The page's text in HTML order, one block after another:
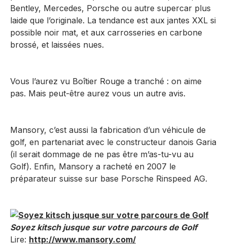
Bentley, Mercedes, Porsche ou autre supercar plus
laide que l’originale. La tendance est aux jantes XXL si
possible noir mat, et aux carrosseries en carbone
brossé, et laissées nues.
Vous l’aurez vu Boîtier Rouge a tranché : on aime
pas. Mais peut-être aurez vous un autre avis.
Mansory, c’est aussi la fabrication d’un véhicule de
golf, en partenariat avec le constructeur danois Garia
(il serait dommage de ne pas être m’as-tu-vu au
Golf). Enfin, Mansory a racheté en 2007 le
préparateur suisse sur base Porsche Rinspeed AG.
Soyez kitsch jusque sur votre parcours de Golf
Lire: http://www.mansory.com/